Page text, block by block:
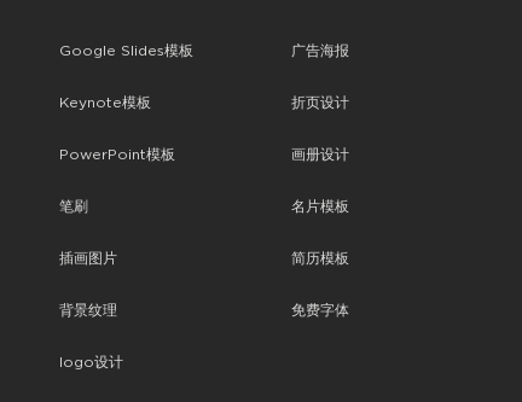
Google Slides模板
Keynote模板
PowerPoint模板
笔刷
插画图片
背景纹理
logo设计
广告海报
折页设计
画册设计
名片模板
简历模板
免费字体